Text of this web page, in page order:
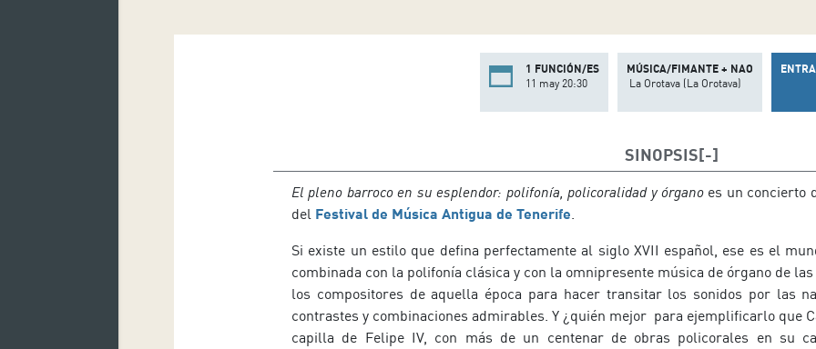
1 FUNCIÓN/ES
11 may 20:30
MÚSICA/FIMANTE + NAO
La Orotava (La Orotava)
SINOPSIS
El pleno barroco en su esplendor: polifonía, policoralidad y órgano es un concierto
del Festival de Música Antigua de Tenerife.
Si existe un estilo que defina perfectamente al siglo XVII español, ese es el
combinada con la polifonía clásica y con la omnipresente música de órgano de
los compositores de aquella época para hacer transitar los sonidos por las
contrastes y combinaciones admirables. Y ¿quién mejor para ejemplificarlo que
capilla de Felipe IV, con más de un centenar de obras policorales en su